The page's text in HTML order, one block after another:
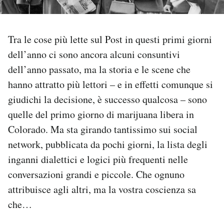
I MIEI PREFERITI
CALENDARIO
AREA PERSONALE
Area Personale
Newsletter
Tra le cose più lette sul Post in questi primi giorni
dell’anno ci sono ancora alcuni consuntivi
dell’anno passato, ma la storia e le scene che
hanno attratto più lettori – e in effetti comunque si
giudichi la decisione, è successo qualcosa – sono
quelle del primo giorno di marijuana libera in
Colorado. Ma sta girando tantissimo sui social
network, pubblicata da pochi giorni, la lista degli
inganni dialettici e logici più frequenti nelle
conversazioni grandi e piccole. Che ognuno
attribuisce agli altri, ma la vostra coscienza sa
che…